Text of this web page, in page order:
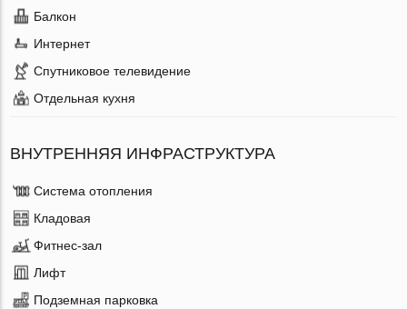
Балкон
Интернет
Спутниковое телевидение
Отдельная кухня
ВНУТРЕННЯЯ ИНФРАСТРУКТУРА
Система отопления
Кладовая
Фитнес-зал
Лифт
Подземная парковка